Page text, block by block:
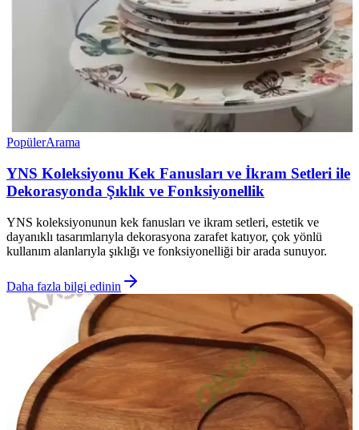
PopülerArama
YNS Koleksiyonu Kek Fanusları ve İkram Setleri ile
Dekorasyonda Şıklık ve Fonksiyonellik
YNS koleksiyonunun kek fanusları ve ikram setleri, estetik ve
dayanıklı tasarımlarıyla dekorasyona zarafet katıyor, çok yönlü
kullanım alanlarıyla şıklığı ve fonksiyonelliği bir arada sunuyor.
Daha fazla bilgi edinin